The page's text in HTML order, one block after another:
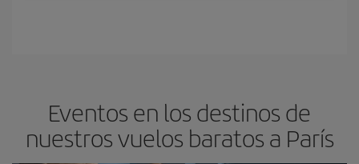
Eventos en los destinos de
nuestros vuelos baratos a París